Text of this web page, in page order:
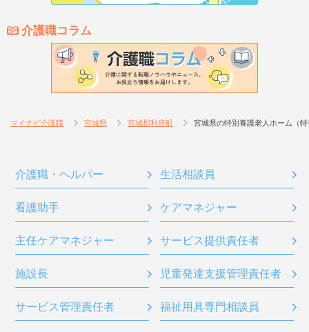
介護職コラム
マイナビ介護職 宮城県 宮城郡利府町 宮城県の特別養護老人ホーム（
介護職・ヘルパー 生活相談員
看護助手 ケアマネジャー
主任ケアマネジャー サービス提供責任者
施設長 児童発達支援管理責任者
サービス管理責任者 福祉用具専門相談員